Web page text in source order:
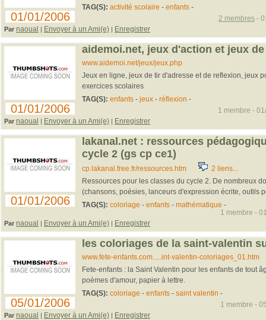
01/01/2006
TAG(S): activité scolaire - enfants-
Par naoual | Envoyer à un Ami(e) | Enregistrer
2 membres-
01/01/2006
aidemoi.net, jeux d'action et jeux
www.aidemoi.net/jeux/jeux.php
Jeux en ligne, jeux de tir d'adresse et de reflexion, jeux
exercices scolaires
TAG(S): enfants- jeux- réflexion -
Par naoual | Envoyer à un Ami(e) | Enregistrer
1 membre -
01/01/2006
lakanal.net : ressources
cycle 2 (gs cp ce1)
cp.lakanal.free.fr/ressources.htm 2 liens...
Ressources pour les classes du cycle 2. De nombreux
(chansons, poésies, lanceurs d'expression écrite, outils
TAG(S): coloriage - enfants- mathématique -
Par naoual | Envoyer à un Ami(e) | Enregistrer
1 membre -
05/01/2006
les coloriages de la saint-valentin
www.fete-enfants.com.....int-valentin-coloriages_01.htm
Fete-enfants : la Saint Valentin pour les enfants de tout
poèmes d'amour, papier à lettre.
TAG(S): coloriage - enfants- saint valentin -
Par naoual | Envoyer à un Ami(e) | Enregistrer
1 membre -